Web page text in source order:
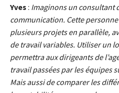
Yves : Imaginons un consultant
communication. Cette
plusieurs projets en parallèle,
de travail variables. Utiliser un
permettra aux dirigeants de
travail passées par les équipes
Mais aussi de comparer les